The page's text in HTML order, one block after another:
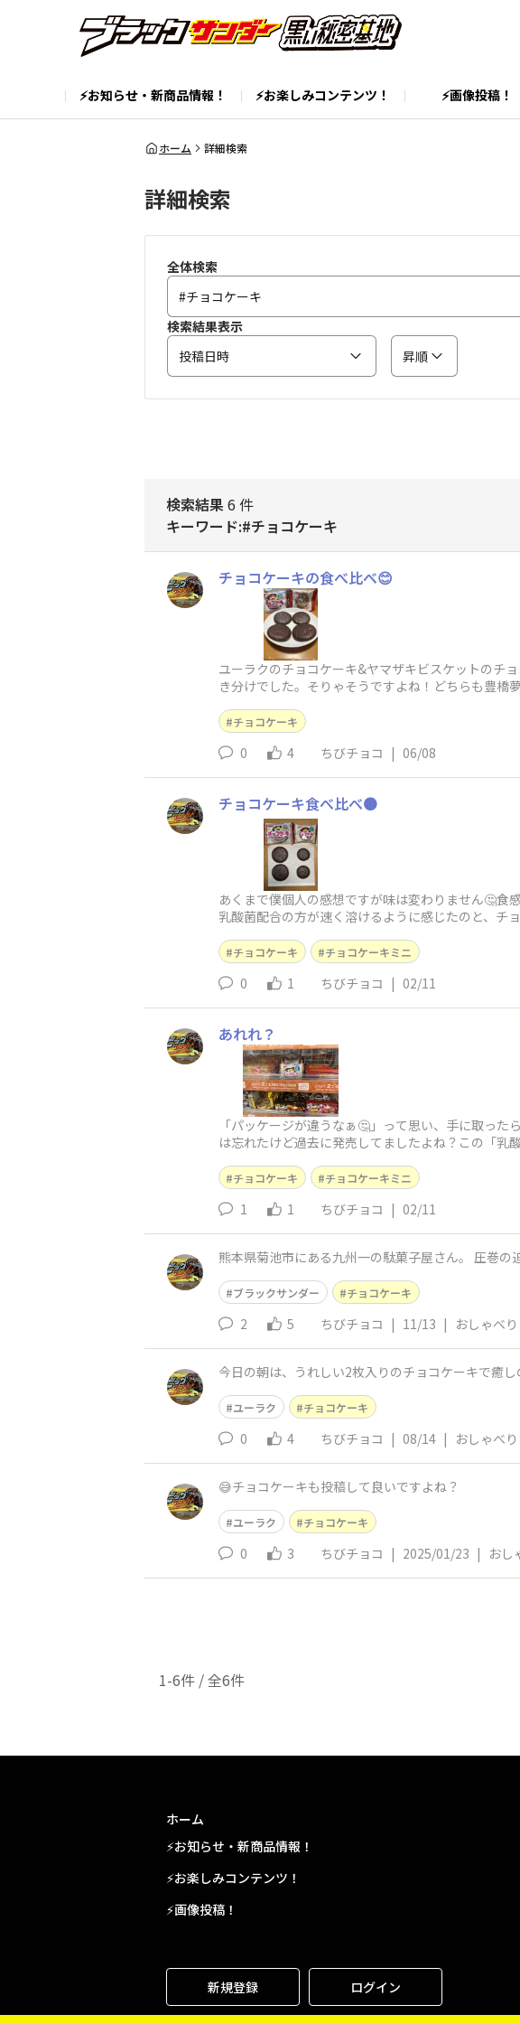
⚡お知らせ・新商品情報！ ⚡お楽しみコンテンツ！ ⚡画像投稿！
ホーム 詳細検索
詳細検索
全体検索
検索結果表示
投稿日時
昇順
検索結果6 件
キーワード:#チョコケーキ
チョコケーキの食べ比べ😊
ユーラクのチョコケーキ&ヤマザキビスケットのチ
き分けでした。そりゃそうですよね！どちらも豊橋
チョコケーキ
0 4 ちびチョコ | 06/08
チョコケーキ食べ比べ🟤
あくまで僕個人の感想ですが味は変わりません🤔食
乳酸菌配合の方が速く溶けるように感じたのと、チ
チョコケーキ チョコケーキミニ
0 1 ちびチョコ | 02/11
あれれ？
「パッケージが違うなぁ🤔」って思い、手に取っ
は忘れたけど過去に発売してましたよね？この「乳
チョコケーキ チョコケーキミニ
1 1 ちびチョコ | 02/11
熊本県菊池市にある九州一の駄菓子屋さん。 圧巻の
ブラックサンダー チョコケーキ
2 5 ちびチョコ | 11/13 | おしゃべり
ユーラク チョコケーキ
0 4 ちびチョコ | 08/14 | おしゃべり
😅チョコケーキも投稿して良いですよね？
ユーラク チョコケーキ
0 3 ちびチョコ | 2025/01/23 | おし
1-6件 / 全6件
ホーム
⚡お知らせ・新商品情報！
⚡お楽しみコンテンツ！
⚡画像投稿！
新規登録 ログイン